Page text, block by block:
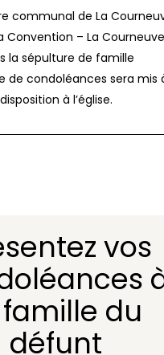
communal de La
Convention – La
la sépulture de famille
de condoléances sera mis
disposition à l’église.
vos
du
défunt